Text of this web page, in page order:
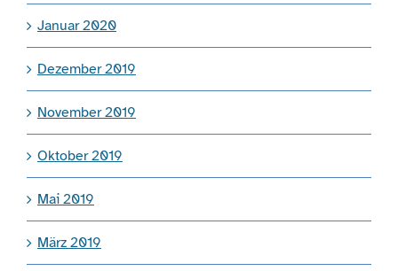
Januar 2020
Dezember 2019
November 2019
Oktober 2019
Mai 2019
März 2019